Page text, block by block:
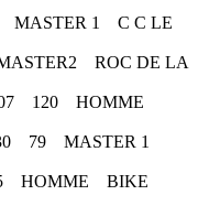
1 C C LE
ROC DE LA
120 HOMME
79 MASTER 1
HOMME BIKE